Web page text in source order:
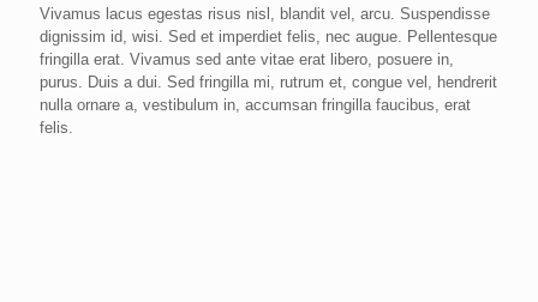
Vivamus lacus egestas risus nisl, blandit vel, arcu. Suspendisse
dignissim id, wisi. Sed et imperdiet felis, nec augue. Pellentesque
fringilla erat. Vivamus sed ante vitae erat libero, posuere in,
purus. Duis a dui. Sed fringilla mi, rutrum et, congue vel, hendrerit
nulla ornare a, vestibulum in, accumsan fringilla faucibus, erat
felis.